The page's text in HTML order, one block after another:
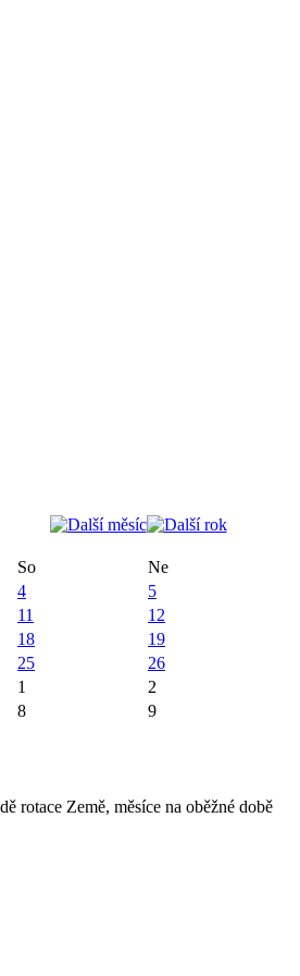
So
Ne
4
5
11
12
18
19
25
26
1
2
8 9
rotace Země, měsíce na oběžné době